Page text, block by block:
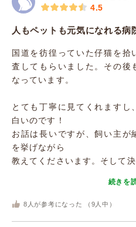
4.5
人もペットも元気になれる病
国道を彷徨っていた仔猫を拾
査してもらいました。その後
なっています。
とても丁寧に見てくれますし
白いのです！
お話は長いですが、飼い主が
を挙げながら
教えてくださいます。そして
続きを
8 人が参考になった （ 9 人中）